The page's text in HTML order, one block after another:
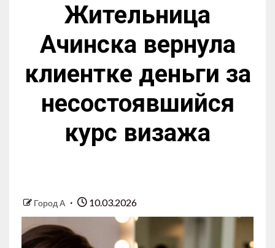
Жительница
Ачинска вернула
клиентке деньги за
несостоявшийся
курс визажа
Город А 10.03.2026